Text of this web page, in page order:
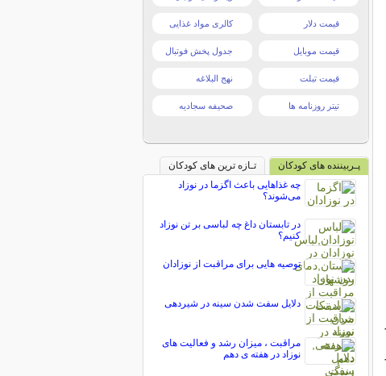
قیمت دلار کالری مواد غذایی
قیمت موبایل جدول پخش فوتبال
قیمت تبلت نهج البلاغه
تیتر روزنامه ها صحیفه سجادیه
پـربیننده های کودکان
تـازه ترین های کودکان
چه غذاهایی باعث اگزما در نوزاد
می‌شوند؟
در تابستان داغ چه لباسی بر تن نوزاد
کنیم؟
توصیه هایی برای مراقبت از نوزادان
دلایل سفت شدن سینه در شیردهی
مراقبت ، میزان رشد و فعالیت های
نوزاد در هفته ی دهم